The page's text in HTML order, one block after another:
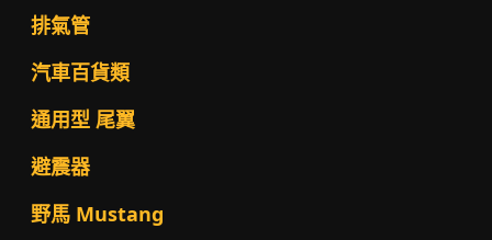
排氣管
汽車百貨類
通用型 尾翼
避震器
野馬 Mustang